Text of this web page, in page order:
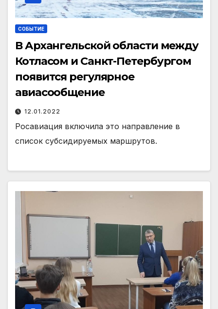
СОБЫТИЕ
В Архангельской области между
Котласом и Санкт-Петербургом
появится регулярное
авиасообщение
12.01.2022
Росавиация включила это направление в
список субсидируемых маршрутов.